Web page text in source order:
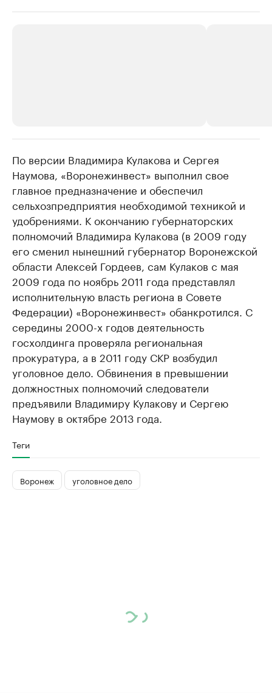
Делитесь новостями бизнеса на РБК
Управляйте страницей компании и развивайте личные
Посмотрите
По версии Владимира Кулакова и Сергея
Наумова, «Воронежинвест» выполнил свое
главное предназначение и обеспечил
сельхозпредприятия необходимой техникой и
удобрениями. К окончанию губернаторских
полномочий Владимира Кулакова (в 2009 году
его сменил нынешний губернатор Воронежской
области Алексей Гордеев, сам Кулаков с мая
2009 года по ноябрь 2011 года представлял
исполнительную власть региона в Совете
Федерации) «Воронежинвест» обанкротился. С
середины 2000-х годов деятельность
госхолдинга проверяла региональная
прокуратура, а в 2011 году СКР возбудил
уголовное дело. Обвинения в превышении
должностных полномочий следователи
предъявили Владимиру Кулакову и Сергею
Наумову в октябре 2013 года.
Теги
Воронеж уголовное дело